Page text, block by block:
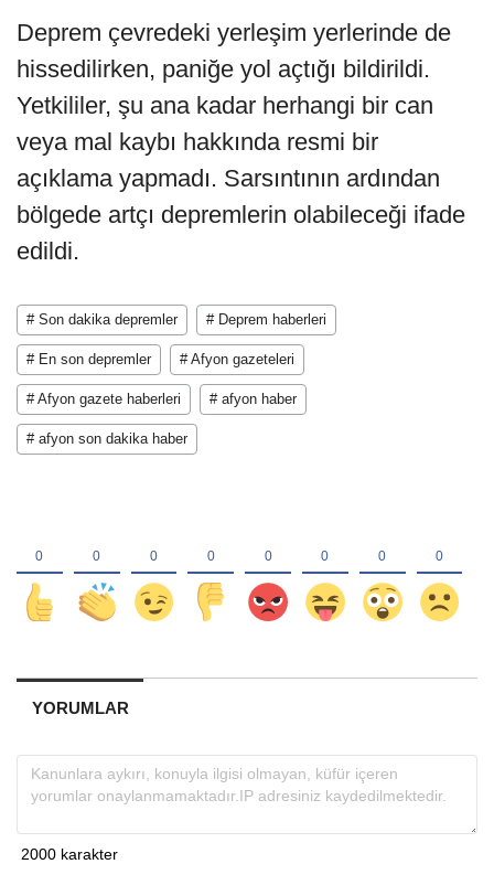
Deprem çevredeki yerleşim yerlerinde de
hissedilirken, paniğe yol açtığı bildirildi.
Yetkililer, şu ana kadar herhangi bir can
veya mal kaybı hakkında resmi bir
açıklama yapmadı. Sarsıntının ardından
bölgede artçı depremlerin olabileceği ifade
edildi.
# Son dakika depremler # Deprem haberleri
# En son depremler # Afyon gazeteleri
# Afyon gazete haberleri # afyon haber
# afyon son dakika haber
YORUMLAR